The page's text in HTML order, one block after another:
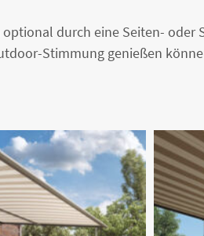
durch eine Seiten-
Stimmung genießen